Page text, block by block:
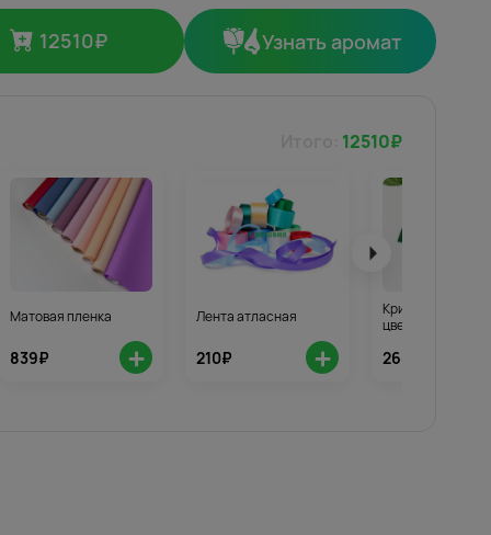
12510₽ Узнать аромат
12510₽
Матовая пленка
839₽ +
Лента атласная
210₽ +
Кризал для
цветов 3шт.
268₽